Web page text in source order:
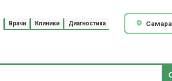
Врачи Клиники Диагностика Самара